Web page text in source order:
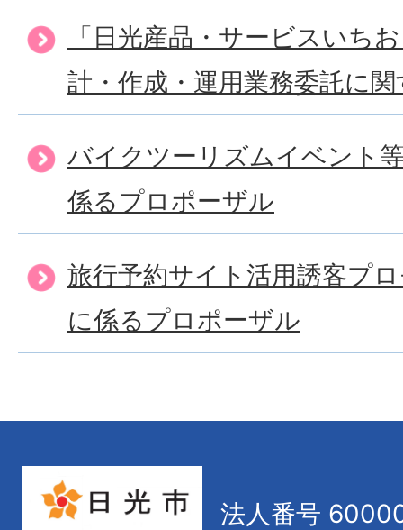
「日光産品・サービスいち
計・作成・運用業務委託に
バイクツーリズムイベント
係るプロポーザル
旅行予約サイト活用誘客プ
に係るプロポーザル
法人番号